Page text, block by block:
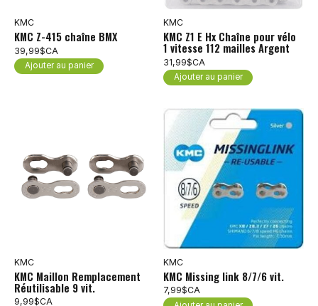
KMC
KMC Z-415 chaîne BMX
39,99$CA
Ajouter au panier
KMC
KMC Z1 E Hx Chaîne pour vélo
1 vitesse 112 mailles Argent
31,99$CA
Ajouter au panier
KMC
KMC Maillon Remplacement
Réutilisable 9 vit.
9,99$CA
KMC
KMC Missing link 8/7/6 vit.
7,99$CA